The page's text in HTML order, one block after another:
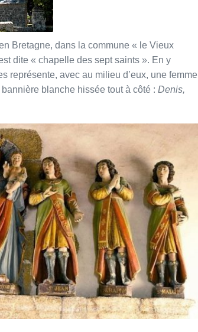
Bretagne, dans la commune « le Vieux
dite « chapelle des sept saints ». En y
représente, avec au milieu d’eux, une femme
bannière blanche hissée tout à côté :Denis,